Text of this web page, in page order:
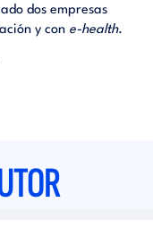
dos empresas
y con e-health.